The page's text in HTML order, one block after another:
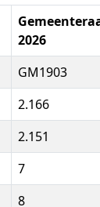
2026
GM1903
2.166
2.151
7
8